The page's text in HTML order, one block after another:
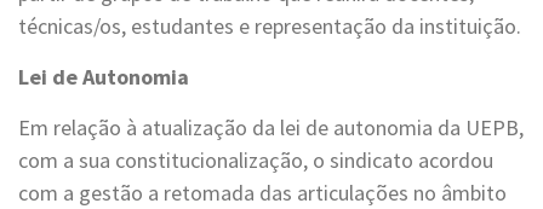
técnicas/os, estudantes e representação da instituição.
Lei de Autonomia
Em relação à atualização da lei de autonomia da UEPB,
com a sua constitucionalização, o sindicato acordou
com a gestão a retomada das articulações no âmbito